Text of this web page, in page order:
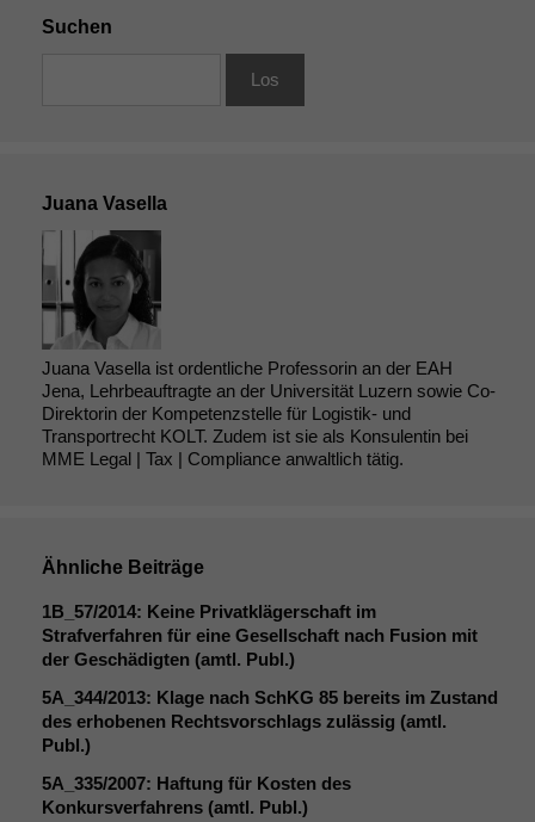
Suchen
Juana Vasella
Juana Vasella ist ordentliche Professorin an der EAH
Jena, Lehrbeauftragte an der Universität Luzern sowie Co-
Direktorin der Kompetenzstelle für Logistik- und
Transportrecht KOLT. Zudem ist sie als Konsulentin bei
MME Legal | Tax | Compliance anwaltlich tätig.
Ähnliche Beiträge
1B_57/2014: Keine Privatklägerschaft im
Strafverfahren für eine Gesellschaft nach Fusion mit
der Geschädigten (amtl. Publ.)
5A_344/2013: Klage nach SchKG 85 bereits im Zustand
des erhobenen Rechtsvorschlags zulässig (amtl.
Publ.)
5A_335/2007: Haftung für Kosten des
Konkursverfahrens (amtl. Publ.)
anonyme
statistische
Daten auf.
Wenn Sie
diese Option
Website nicht
zu 100%